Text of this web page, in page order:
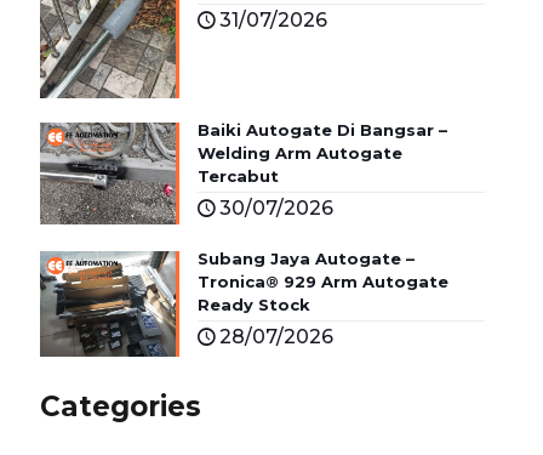
31/07/2026
Baiki Autogate Di Bangsar –
Welding Arm Autogate
Tercabut
30/07/2026
Subang Jaya Autogate –
Tronica® 929 Arm Autogate
Ready Stock
28/07/2026
Categories